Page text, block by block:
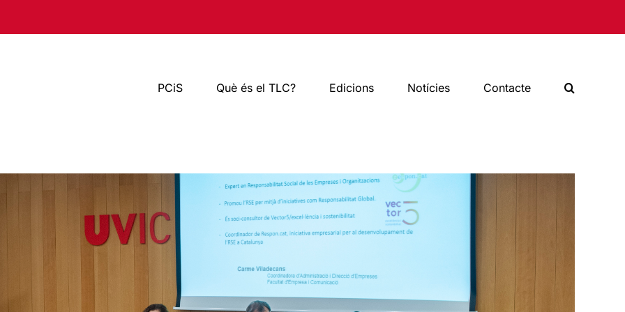
PCiS Què és el TLC? Edicions Notícies Contacte